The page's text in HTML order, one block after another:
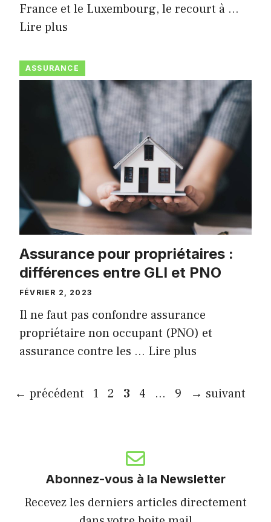
France et le Luxembourg, le recourt à …
Lire plus
ASSURANCE
Assurance pour propriétaires :
différences entre GLI et PNO
FÉVRIER 2, 2023
Il ne faut pas confondre assurance
propriétaire non occupant (PNO) et
assurance contre les … Lire plus
← précédent Page
1 Page
2 Page
3 Page
4 … Page
9 → suivant
Abonnez-vous à la Newsletter
Recevez les derniers articles directement